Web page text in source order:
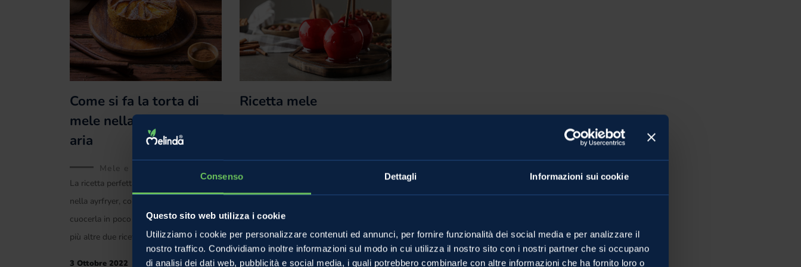
Consenso Dettagli Informazioni sui cookie
Questo sito web utilizza i cookie
Utilizziamo i cookie per personalizzare contenuti ed annunci, per fornire funzionalità dei social media e per analizzare il
nostro traffico. Condividiamo inoltre informazioni sul modo in cui utilizza il nostro sito con i nostri partner che si occupano
di analisi dei dati web, pubblicità e social media, i quali potrebbero combinarle con altre informazioni che ha fornito loro o
Come si fa la torta di
mele nella friggitrice ad
aria
Mele e frutta
La ricetta perfetta della torta di mele
nella ayrfryer, con i suggerimenti per
cuocerla in poco tempo a regola d’arte,
più altre due ricette con
3 Ottobre 2022
Ricetta mele
caramellate: per un
Il 31 ottobre noi di Melinda non
d’argento la nostra ricetta della mela
caramellata. Inutile dirlo: piace
moltissimo anche agli